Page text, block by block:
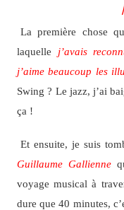
La première chose
laquelle j’avais
j’aime beaucoup les
Swing ? Le jazz, j’ai
ça !
Et ensuite, je suis
Guillaume Gallienne
voyage musical à
dure que 40 minutes,